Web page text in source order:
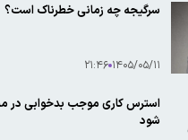
سرگیجه چه زمانی خطرناک است؟
۱۴۰۵/۰۵/۱۱ ۲۱:۴۶
استرس کاری موجب بدخوابی در
شود